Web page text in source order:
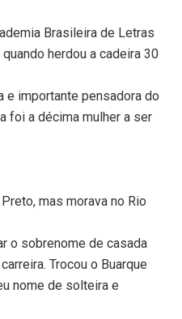
Brasileira de Letras
herdou a cadeira 30
e importante pensadora do
foi a décima mulher a ser
mas morava no Rio
o sobrenome de casada
Trocou o Buarque
nome de solteira e